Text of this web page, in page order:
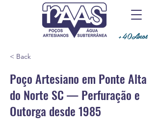
+40Anos
< Back
Poço Artesiano em Ponte Alta
do Norte SC — Perfuração e
Outorga desde 1985